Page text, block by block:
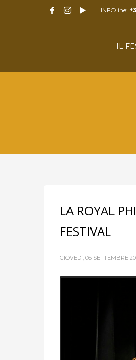
INFOline:
IL
LA ROYAL
FESTIVAL
GIOVEDÌ, 06 SETTEMBRE